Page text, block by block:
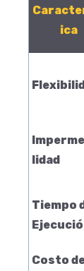
ica
lidad
Tiempo
Costo